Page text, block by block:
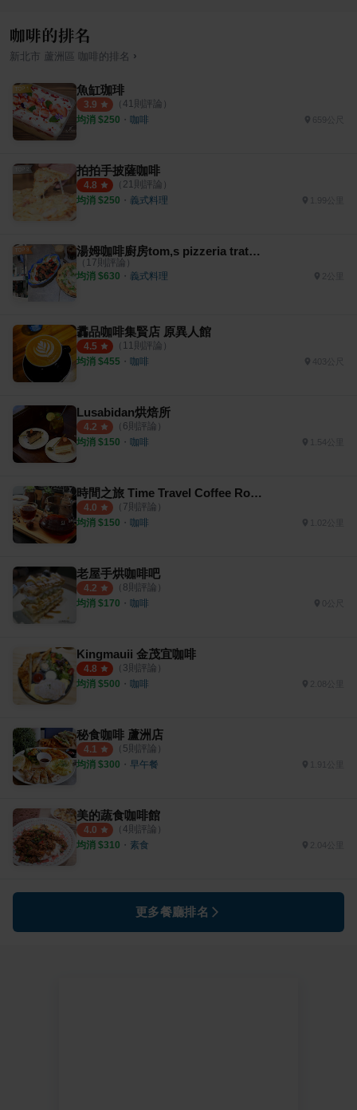
咖啡的排名
新北市 蘆洲區 咖啡 的排名 ›
魚缸珈琲
3.9 （ 41 則評論）
均消 $250 ・ 咖啡 659公尺
拍拍手披薩咖啡
4.8 （ 21 則評論）
均消 $250 ・ 義式料理
湯姆咖啡廚房tom,s pizzeria trattoria
（ 17則評論）
均消 $630 ・ 義式料理
馫品咖啡集賢店 原異人館
4.5 （ 11 則評論）
均消 $455 ・ 咖啡
Lusabidan烘焙所
4.2 （ 6則評論）
均消 $150 ・ 咖啡 1.54公里
時間之旅 Time Travel Coffee Roaster
4.0 （ 7則評論）
均消 $150 ・ 咖啡
老屋手烘咖啡吧
4.2 （ 8則評論）
均消 $170 ・ 咖啡
Kingmauii 金茂宜咖啡
4.8 （ 3則評論）
均消 $500 ・ 咖啡
秘食咖啡 蘆洲店
4.1 （ 5則評論）
均消 $300 ・ 早午餐
美的蔬食咖啡館
4.0 （ 4則評論）
均消 $310 ・ 素食
更多餐廳排名